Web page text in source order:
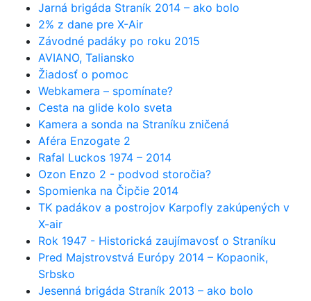
Jarná brigáda Straník 2014 – ako bolo
2% z dane pre X-Air
Závodné padáky po roku 2015
AVIANO, Taliansko
Žiadosť o pomoc
Webkamera – spomínate?
Cesta na glide kolo sveta
Kamera a sonda na Straníku zničená
Aféra Enzogate 2
Rafal Luckos 1974 – 2014
Ozon Enzo 2 - podvod storočia?
Spomienka na Čipčie 2014
TK padákov a postrojov Karpofly zakúpených v
X-air
Rok 1947 - Historická zaujímavosť o Straníku
Pred Majstrovstvá Európy 2014 – Kopaonik,
Srbsko
Jesenná brigáda Straník 2013 – ako bolo